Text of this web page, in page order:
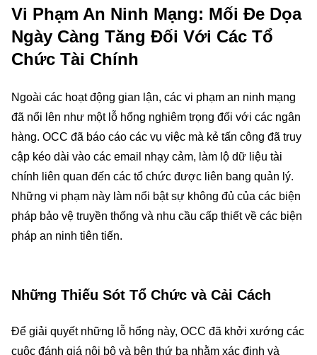
Vi Phạm An Ninh Mạng: Mối Đe Dọa
Ngày Càng Tăng Đối Với Các Tổ
Chức Tài Chính
Ngoài các hoạt động gian lận, các vi phạm an ninh mạng
đã nổi lên như một lỗ hổng nghiêm trọng đối với các ngân
hàng. OCC đã báo cáo các vụ việc mà kẻ tấn công đã truy
cập kéo dài vào các email nhạy cảm, làm lộ dữ liệu tài
chính liên quan đến các tổ chức được liên bang quản lý.
Những vi phạm này làm nổi bật sự không đủ của các biện
pháp bảo vệ truyền thống và nhu cầu cấp thiết về các biện
pháp an ninh tiên tiến.
Những Thiếu Sót Tổ Chức và Cải Cách
Để giải quyết những lỗ hổng này, OCC đã khởi xướng các
cuộc đánh giá nội bộ và bên thứ ba nhằm xác định và